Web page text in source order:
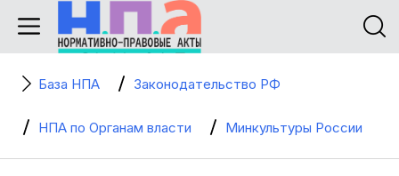
База НПА Законодательство РФ
НПА по Органам власти Минкультуры России